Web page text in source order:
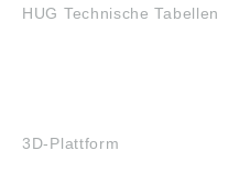
HUG Technische Tabellen
3D-Plattform